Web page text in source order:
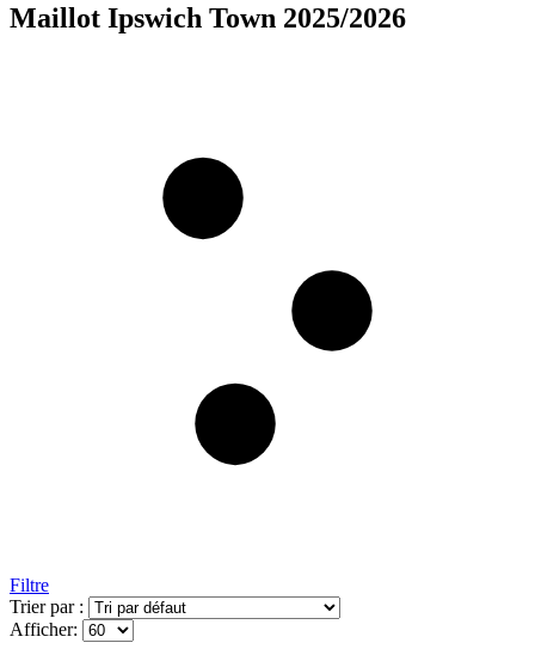
Maillot Ipswich Town 2025/2026
Filtre
Trier par :
Afficher: